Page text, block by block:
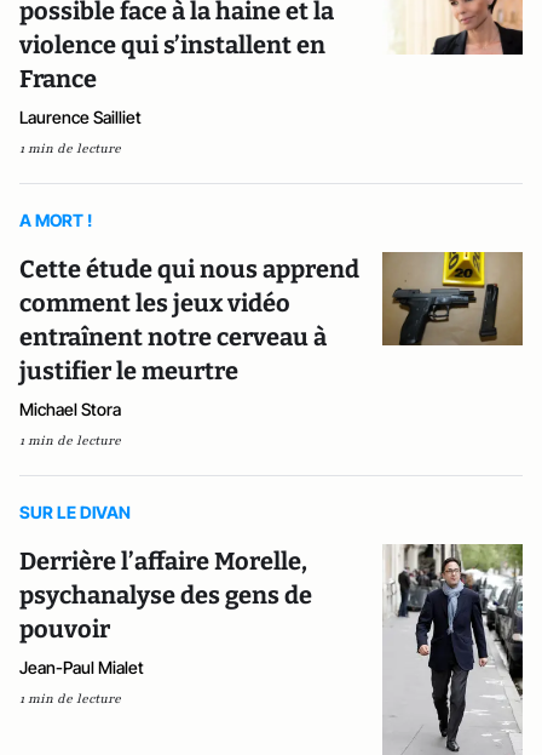
possible face à la haine et la
violence qui s’installent en
France
Laurence Sailliet
1 min de lecture
A MORT !
Cette étude qui nous apprend
comment les jeux vidéo
entraînent notre cerveau à
justifier le meurtre
Michael Stora
1 min de lecture
SUR LE DIVAN
Derrière l’affaire Morelle,
psychanalyse des gens de
pouvoir
Jean-Paul Mialet
1 min de lecture